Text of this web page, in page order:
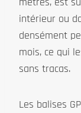
intérieur ou
densément
mois, ce qui
sans tracas.
Les balises